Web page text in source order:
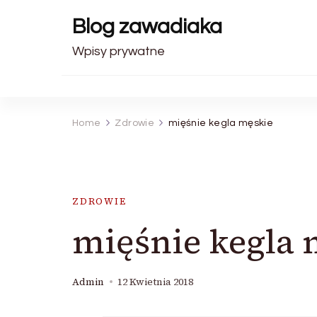
Blog zawadiaka
Wpisy prywatne
Home Zdrowie mięśnie kegla męskie
ZDROWIE
mięśnie kegla
Admin 12 Kwietnia 2018